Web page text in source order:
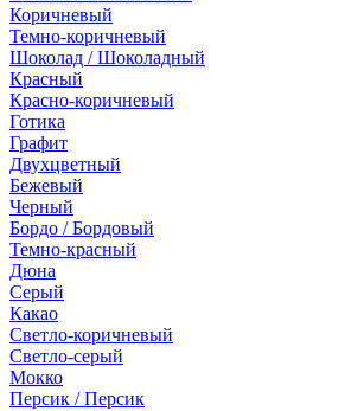
Коричневый
Темно-коричневый
Шоколад / Шоколадный
Красный
Красно-коричневый
Готика
Графит
Двухцветный
Бежевый
Черный
Бордо / Бордовый
Темно-красный
Дюна
Серый
Какао
Светло-коричневый
Светло-серый
Мокко
Персик / Персик